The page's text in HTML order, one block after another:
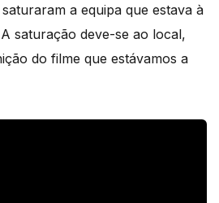
a equipa que estava à
saturação deve-se ao local,
do filme que estávamos a